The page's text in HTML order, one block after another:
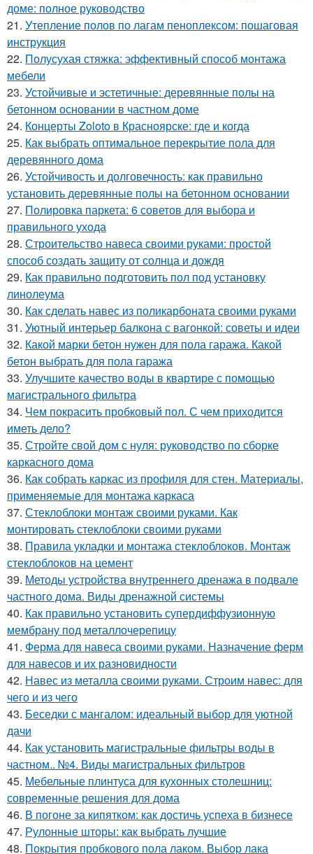
доме: полное руководство
21. Утепление полов по лагам пеноплексом: пошаговая
инструкция
22. Полусухая стяжка: эффективный способ монтажа
мебели
23. Устойчивые и эстетичные: деревянные полы на
бетонном основании в частном доме
24. Концерты Zoloto в Красноярске: где и когда
25. Как выбрать оптимальное перекрытие пола для
деревянного дома
26. Устойчивость и долговечность: как правильно
установить деревянные полы на бетонном основании
27. Полировка паркета: 6 советов для выбора и
правильного ухода
28. Строительство навеса своими руками: простой
способ создать защиту от солнца и дождя
29. Как правильно подготовить пол под установку
линолеума
30. Как сделать навес из поликарбоната своими руками
31. Уютный интерьер балкона с вагонкой: советы и идеи
32. Какой марки бетон нужен для пола гаража. Какой
бетон выбрать для пола гаража
33. Улучшите качество воды в квартире с помощью
магистрального фильтра
34. Чем покрасить пробковый пол. С чем приходится
иметь дело?
35. Стройте свой дом с нуля: руководство по сборке
каркасного дома
36. Как собрать каркас из профиля для стен. Материалы,
применяемые для монтажа каркаса
37. Стеклоблоки монтаж своими руками. Как
монтировать стеклоблоки своими руками
38. Правила укладки и монтажа стеклоблоков. Монтаж
стеклоблоков на цемент
39. Методы устройства внутреннего дренажа в подвале
частного дома. Виды дренажной системы
40. Как правильно установить супердиффузионную
мембрану под металлочерепицу
41. Ферма для навеса своими руками. Назначение ферм
для навесов и их разновидности
42. Навес из металла своими руками. Строим навес: для
чего и из чего
43. Беседки с мангалом: идеальный выбор для уютной
дачи
44. Как установить магистральные фильтры воды в
частном.. №4. Виды магистральных фильтров
45. Мебельные плинтуса для кухонных столешниц:
современные решения для дома
46. В погоне за кипятком: как достичь успеха в бизнесе
47. Рулонные шторы: как выбрать лучшие
48. Покрытия пробкового пола лаком. Выбор лака